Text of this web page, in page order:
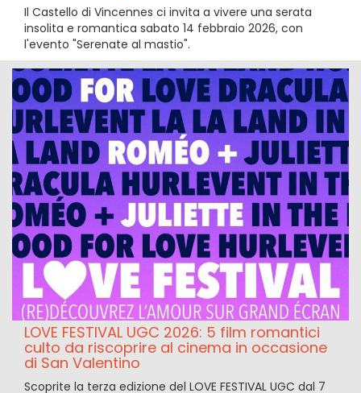
Il Castello di Vincennes ci invita a vivere una serata
insolita e romantica sabato 14 febbraio 2026, con
l'evento "Serenate al mastio".
LOVE FESTIVAL UGC 2026: 5 film romantici
culto da riscoprire al cinema in occasione
di San Valentino
Scoprite la terza edizione del LOVE FESTIVAL UGC dal 7